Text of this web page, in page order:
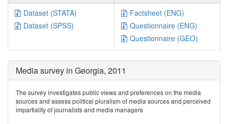
Dataset (STATA)
Dataset (SPSS)
Factsheet (ENG)
Questionnaire (ENG)
Questionnaire (GEO)
Media survey in Georgia, 2011
The survey investigates public views and preferences on the media
sources and assess political pluralism of media sources and perceived
impartiality of journalists and media managers